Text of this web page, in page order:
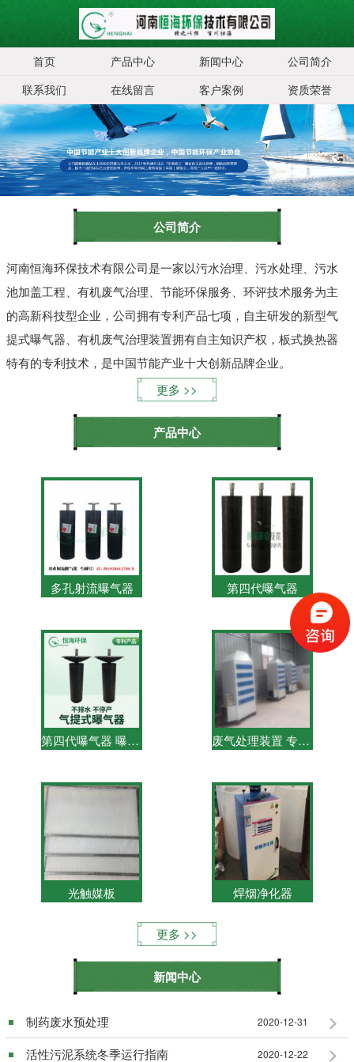
首页 产品中心 新闻中心
公司简介
联系我们
在线留言 客户案例 资质荣誉
公司简介
河南恒海环保技术有限公司是一家以污水治理、污水处理、污水
池加盖工程、有机废气治理、节能环保服务、环评技术服务为主
的高新科技型企业，公司拥有专利产品七项，自主研发的新型气
提式曝气器、有机废气治理装置拥有自主知识产权，板式换热器
特有的专利技术，是中国节能产业十大创新品牌企业。
更多
产品中心
多孔射流曝气器 第四代曝气器
第四代曝气器 曝气器设备专利号：201730424935.7 废气处理装置 专利号：201730449003.8
光触媒板 焊烟净化器
更多
新闻中心
制药废水预处理 2020-12-31
活性污泥系统冬季运行指南 2020-12-22